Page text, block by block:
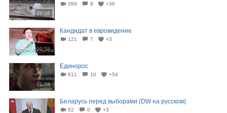
00:26
399 8 +36
00:58
Кандидат в евровидение
121 7 +3
01:58
Единорос
611 10 +54
Беларусь перед выборами (DW на русском)
52 0 +3